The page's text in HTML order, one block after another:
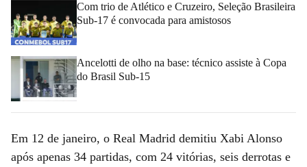
Com trio de Atlético e Cruzeiro, Seleção Brasileira
Sub-17 é convocada para amistosos
Ancelotti de olho na base: técnico assiste à Copa
do Brasil Sub-15
Em 12 de janeiro, o Real Madrid demitiu Xabi Alonso
após apenas 34 partidas, com 24 vitórias, seis derrotas e